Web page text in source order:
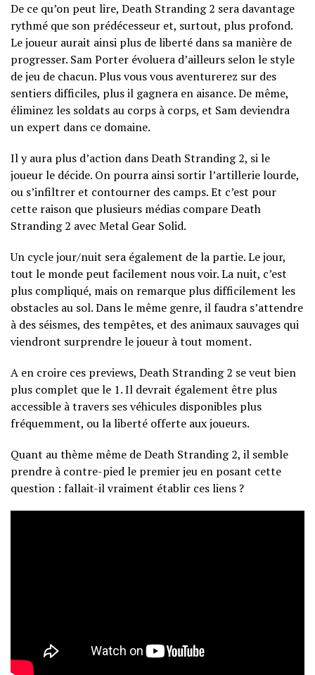
De ce qu’on peut lire, Death Stranding 2 sera davantage
rythmé que son prédécesseur et, surtout, plus profond.
Le joueur aurait ainsi plus de liberté dans sa manière de
progresser. Sam Porter évoluera d’ailleurs selon le style
de jeu de chacun. Plus vous vous aventurerez sur des
sentiers difficiles, plus il gagnera en aisance. De même,
éliminez les soldats au corps à corps, et Sam deviendra
un expert dans ce domaine.
Il y aura plus d’action dans Death Stranding 2, si le
joueur le décide. On pourra ainsi sortir l’artillerie lourde,
ou s’infiltrer et contourner des camps. Et c’est pour
cette raison que plusieurs médias compare Death
Stranding 2 avec Metal Gear Solid.
Un cycle jour/nuit sera également de la partie. Le jour,
tout le monde peut facilement nous voir. La nuit, c’est
plus compliqué, mais on remarque plus difficilement les
obstacles au sol. Dans le même genre, il faudra s’attendre
à des séismes, des tempêtes, et des animaux sauvages qui
viendront surprendre le joueur à tout moment.
A en croire ces previews, Death Stranding 2 se veut bien
plus complet que le 1. Il devrait également être plus
accessible à travers ses véhicules disponibles plus
fréquemment, ou la liberté offerte aux joueurs.
Quant au thème même de Death Stranding 2, il semble
prendre à contre-pied le premier jeu en posant cette
question : fallait-il vraiment établir ces liens ?